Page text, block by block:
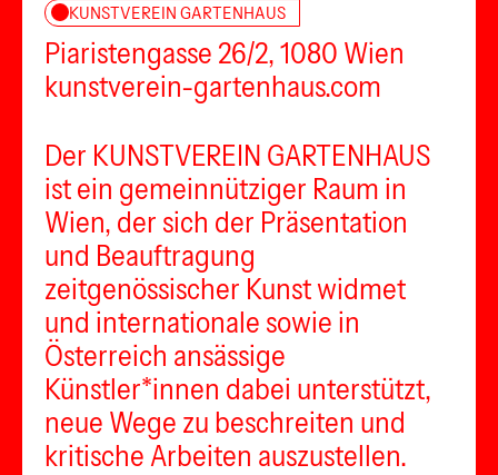
KUNSTVEREIN GARTENHAUS
Piaristengasse 26/2, 1080 Wien
kunstverein-gartenhaus.com
Der KUNSTVEREIN GARTENHAUS
ist ein gemeinnütziger Raum in
Wien, der sich der Präsentation
und Beauftragung
zeitgenössischer Kunst widmet
und internationale sowie in
Österreich ansässige
Künstler*innen dabei unterstützt,
neue Wege zu beschreiten und
kritische Arbeiten auszustellen.